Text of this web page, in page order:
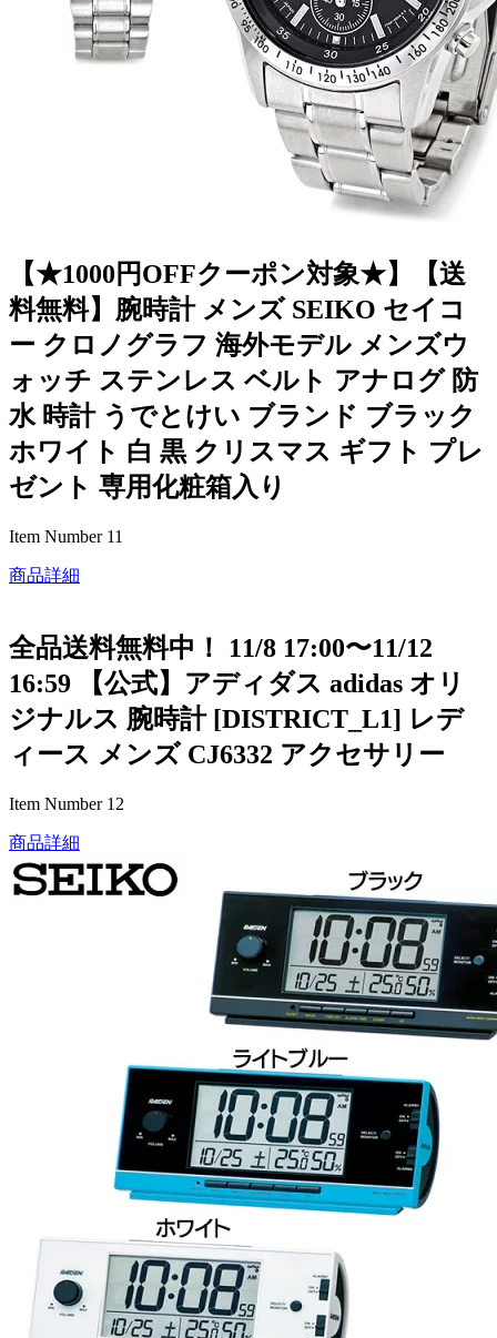
【★1000円OFFクーポン対象★】【送
料無料】腕時計 メンズ SEIKO セイコ
ー クロノグラフ 海外モデル メンズウ
ォッチ ステンレス ベルト アナログ 防
水 時計 うでとけい ブランド ブラック
ホワイト 白 黒 クリスマス ギフト プレ
ゼント 専用化粧箱入り
Item Number 11
商品詳細
全品送料無料中！ 11/8 17:00〜11/12
16:59 【公式】アディダス adidas オリ
ジナルス 腕時計 [DISTRICT_L1] レデ
ィース メンズ CJ6332 アクセサリー
Item Number 12
商品詳細